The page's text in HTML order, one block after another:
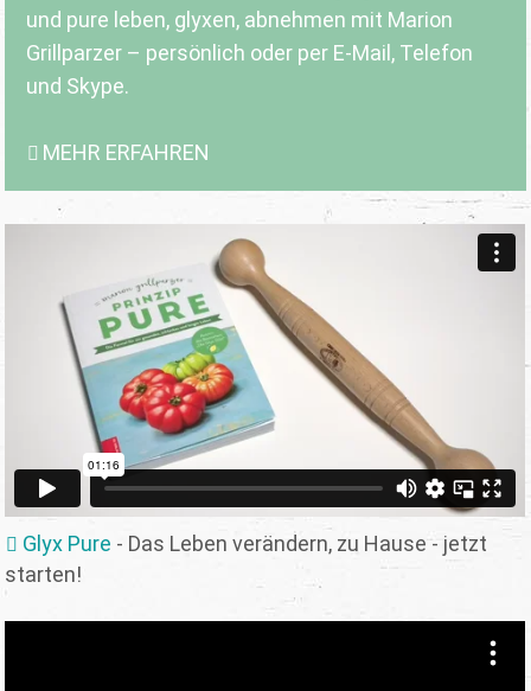
und pure leben, glyxen, abnehmen mit Marion
Grillparzer – persönlich oder per E-Mail, Telefon
und Skype.
MEHR ERFAHREN
Glyx Pure - Das Leben verändern, zu Hause - jetzt
starten!